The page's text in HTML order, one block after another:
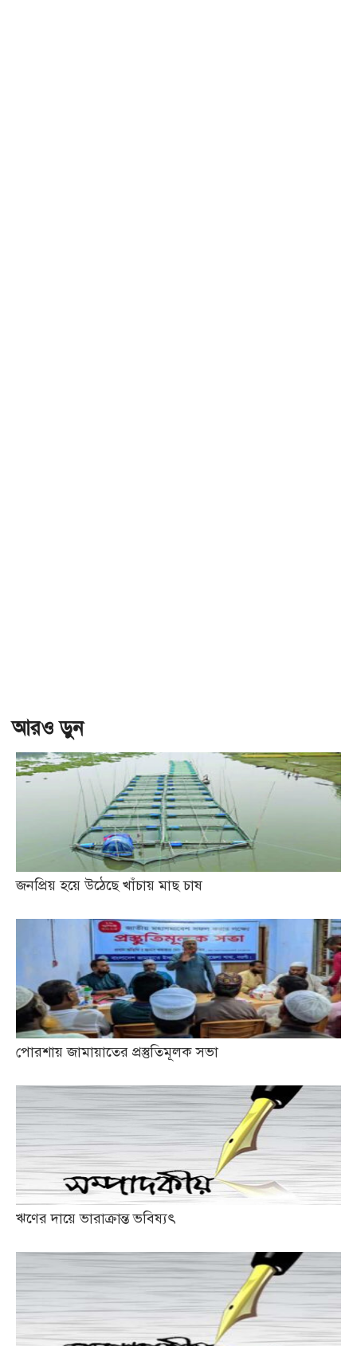
আরও ড়ুন
জনপ্রিয় হয়ে উঠেছে খাঁচায় মাছ চাষ
পোরশায় জামায়াতের প্রস্তুতিমূলক সভা
ঋণের দায়ে ভারাক্রান্ত ভবিষ্যৎ